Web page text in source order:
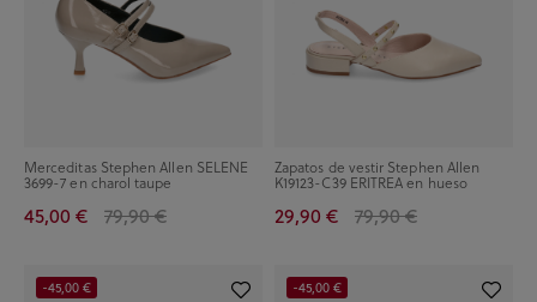
Merceditas Stephen Allen SELENE
3699-7 en charol taupe
45,00 € 79,90 €
Zapatos de vestir Stephen Allen
K19123-C39 ERITREA en hueso
29,90 € 79,90 €
-45,00 € -45,00 €